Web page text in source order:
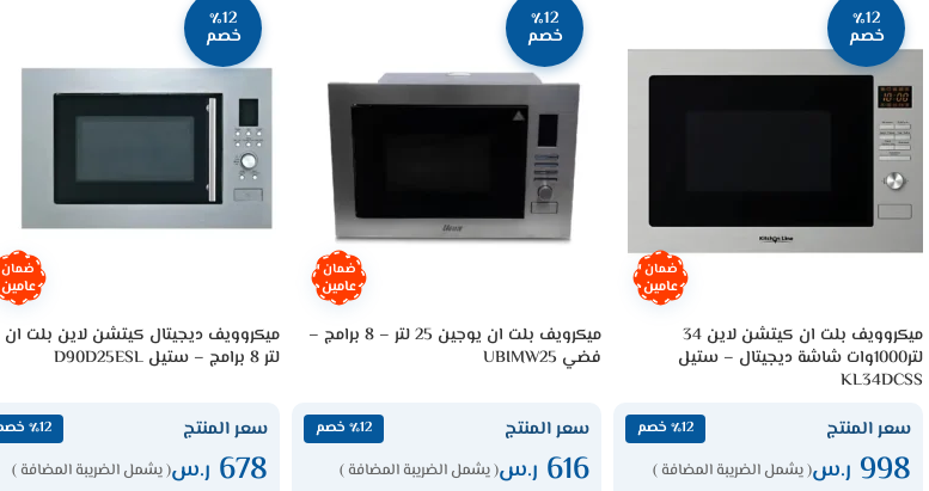
٪12
خصم
ضمان
عامين
ميكروويف بلت ان كيتشن لاين 34
لتر1000وات شاشة ديجيتال – ستيل
KL34DCSS
سعر المنتج ٪12 خصم
998 ر.س( يشمل الضريبة المضافة )
٪12
خصم
ضمان
عامين
ميكرويف بلت ان يوجين 25 لتر – 8 برامج –
فضي UBIMW25
سعر المنتج ٪12 خصم
616 ر.س( يشمل الضريبة المضافة )
٪12
خصم
ضمان
عامين
لتر 8 برامج – ستيل D90D25ESL
سعر المنتج ٪12 خصم
678 ر.س( يشمل الضريبة المضافة )